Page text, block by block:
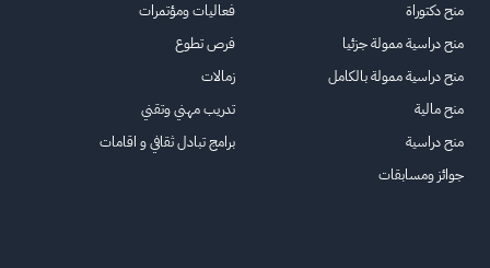
منح دكتوراة
منح دراسية ممولة جزئيا
منح دراسية ممولة بالكامل
منح مالية
منح دراسية
جوائز ومسابقات
فعاليات ومؤتمرات
فرص تطوع
زمالات
تدريب مهني وتقني
برامج تبادل ثقافي و اقامات